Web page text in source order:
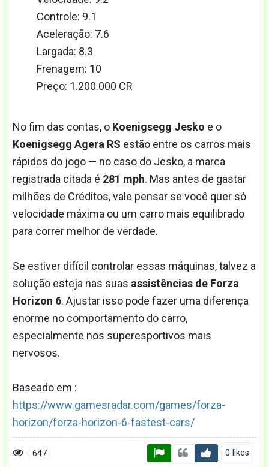
Controle: 9.1
Aceleração: 7.6
Largada: 8.3
Frenagem: 10
Preço: 1.200.000 CR
No fim das contas, o Koenigsegg Jesko e o
Koenigsegg Agera RS estão entre os carros mais
rápidos do jogo — no caso do Jesko, a marca
registrada citada é 281 mph. Mas antes de gastar
milhões de Créditos, vale pensar se você quer só
velocidade máxima ou um carro mais equilibrado
para correr melhor de verdade.
Se estiver difícil controlar essas máquinas, talvez a
solução esteja nas suas assistências de Forza
Horizon 6. Ajustar isso pode fazer uma diferença
enorme no comportamento do carro,
especialmente nos superesportivos mais
nervosos.
Baseado em :
https://www.gamesradar.com/games/forza-
horizon/forza-horizon-6-fastest-cars/
647 0 likes